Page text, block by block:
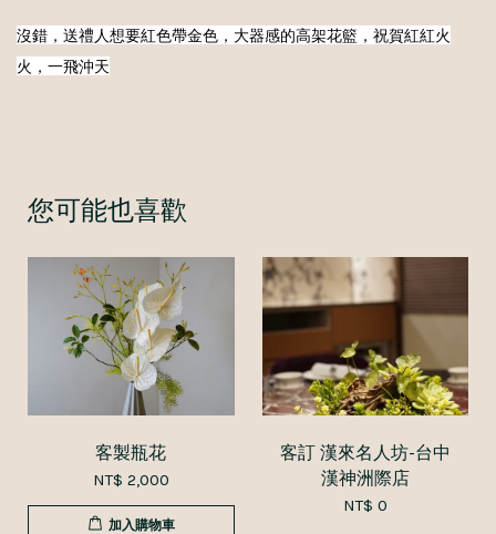
沒錯，送禮人想要紅色帶金色，大器感的高架花籃，祝賀紅紅火
火，一飛沖天
您可能也喜歡
客製瓶花
NT$ 2,000
加入購物車
客訂 漢來名人坊-台中
漢神洲際店
NT$ 0